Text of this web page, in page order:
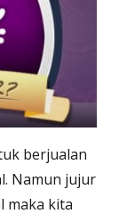
berjualan
Namun jujur
maka kita